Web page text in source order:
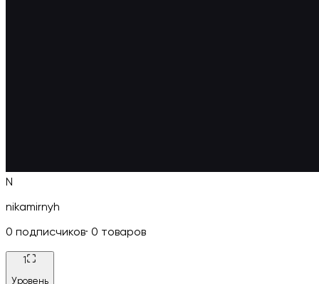
N
nikamirnyh
0 подписчиков· 0 товаров
1
Уровень